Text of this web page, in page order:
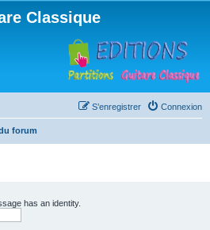
Classique
Connexion
S’enregistrer
forum
has an identity.